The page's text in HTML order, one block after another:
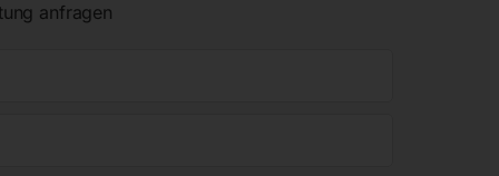
anfragen